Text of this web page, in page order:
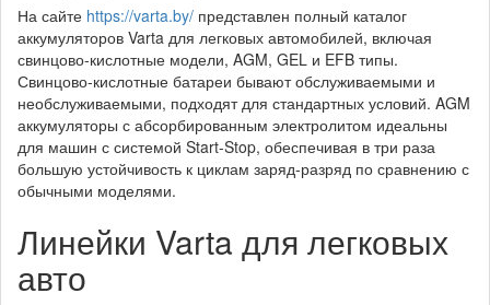
На сайте https://varta.by/ представлен полный каталог
аккумуляторов Varta для легковых автомобилей, включая
свинцово-кислотные модели, AGM, GEL и EFB типы.
Свинцово-кислотные батареи бывают обслуживаемыми и
необслуживаемыми, подходят для стандартных условий. AGM
аккумуляторы с абсорбированным электролитом идеальны
для машин с системой Start-Stop, обеспечивая в три раза
большую устойчивость к циклам заряд-разряд по сравнению с
обычными моделями.
Линейки Varta для легковых
авто